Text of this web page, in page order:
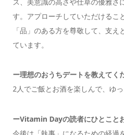
す。 アプローチしていただけるこ
「品」のある方を尊敬して、支
ています。
ー理想のおうちデートを教えてく
2人でご飯とお酒を楽しんで、ゆ
ーVitamin Dayの読者にひとこと